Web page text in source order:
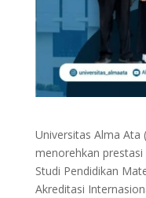
Universitas Alma Ata
menorehkan
Studi Pendidikan
Akreditasi